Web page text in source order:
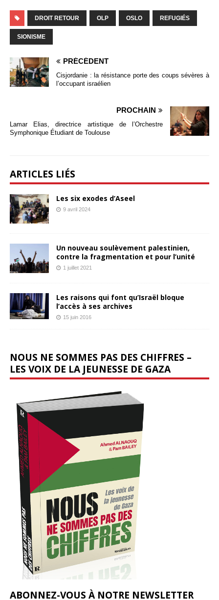
DROIT RETOUR OLP OSLO REFUGIÉS
SIONISME
PRÉCÉDENT
Cisjordanie : la résistance porte des coups sévères à
l’occupant israélien
PROCHAIN
Lamar Elias, directrice artistique de l’Orchestre
Symphonique Étudiant de Toulouse
ARTICLES LIÉS
Les six exodes d’Aseel
9 avril 2024
Un nouveau soulèvement palestinien,
contre la fragmentation et pour l’unité
1 juillet 2021
Les raisons qui font qu’Israël bloque
l’accès à ses archives
15 juin 2016
NOUS NE SOMMES PAS DES CHIFFRES –
LES VOIX DE LA JEUNESSE DE GAZA
ABONNEZ-VOUS À NOTRE NEWSLETTER